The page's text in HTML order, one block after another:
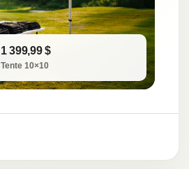
1 399,99 $
Tente 10×10